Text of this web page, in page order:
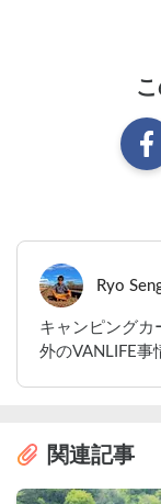
Ryo
キャンピングカ
外のVANLIFE事
関連記事